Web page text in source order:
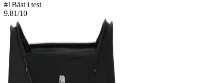
#1Bäst i test
9.81/10